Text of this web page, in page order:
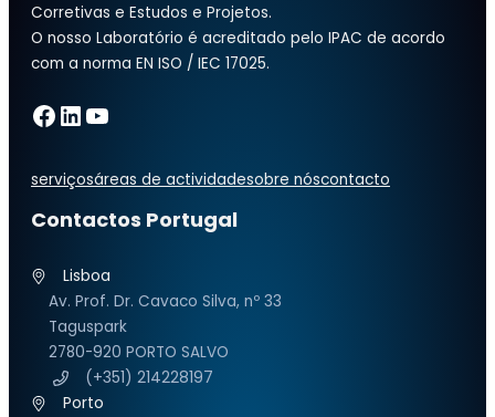
Corretivas e Estudos e Projetos.
O nosso Laboratório é acreditado pelo IPAC de acordo
com a norma EN ISO / IEC 17025.
Facebook LinkedIn YouTube
serviçosáreas de actividadesobre nóscontacto
Contactos Portugal
Lisboa
Av. Prof. Dr. Cavaco Silva, nº 33
Taguspark
2780-920 PORTO SALVO
(+351) 214228197
Porto